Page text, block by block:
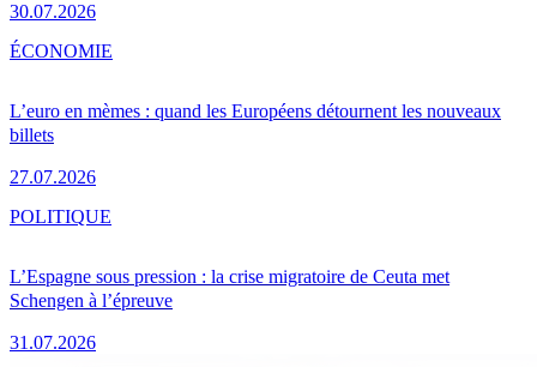
30.07.2026
L’euro en mèmes : quand les Européens détournent les nouveaux
billets
27.07.2026
ÉCONOMIE
L’Espagne sous pression : la crise migratoire de Ceuta met
Schengen à l’épreuve
31.07.2026
POLITIQUE